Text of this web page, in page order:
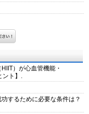
）が心血管機能・
ント】.
するために必要な条件は？